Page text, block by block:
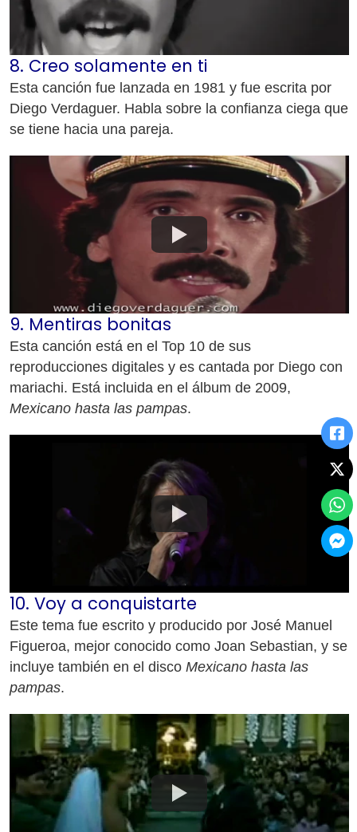
8. Creo solamente en ti
Esta canción fue lanzada en 1981 y fue escrita por
Diego Verdaguer. Habla sobre la confianza ciega que
se tiene hacia una pareja.
9. Mentiras bonitas
Esta canción está en el Top 10 de sus
reproducciones digitales y es cantada por Diego con
mariachi. Está incluida en el álbum de 2009,
Mexicano hasta las pampas.
10. Voy a conquistarte
Este tema fue escrito y producido por José Manuel
Figueroa, mejor conocido como Joan Sebastian, y se
incluye también en el disco Mexicano hasta las
pampas.